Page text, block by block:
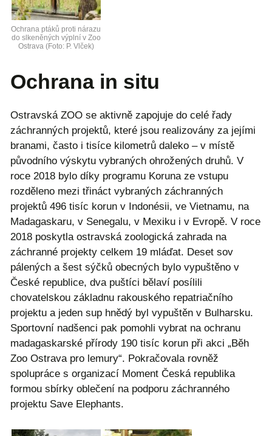
Ochrana ptáků proti nárazu
do slkeněných výplní v Zoo
Ostrava (Foto: P. Vlček)
Ochrana in situ
Ostravská ZOO se aktivně zapojuje do celé řady
záchranných projektů, které jsou realizovány za jejími
branami, často i tisíce kilometrů daleko – v místě
původního výskytu vybraných ohrožených druhů. V
roce 2018 bylo díky programu Koruna ze vstupu
rozděleno mezi třináct vybraných záchranných
projektů 496 tisíc korun v Indonésii, ve Vietnamu, na
Madagaskaru, v Senegalu, v Mexiku i v Evropě. V roce
2018 poskytla ostravská zoologická zahrada na
záchranné projekty celkem 19 mláďat. Deset sov
pálených a šest sýčků obecných bylo vypuštěno v
České republice, dva puštíci bělaví posílili
chovatelskou základnu rakouského repatriačního
projektu a jeden sup hnědý byl vypuštěn v Bulharsku.
Sportovní nadšenci pak pomohli vybrat na ochranu
madagaskarské přírody 190 tisíc korun při akci „Běh
Zoo Ostrava pro lemury“. Pokračovala rovněž
spolupráce s organizací Moment Česká republika
formou sbírky oblečení na podporu záchranného
projektu Save Elephants.